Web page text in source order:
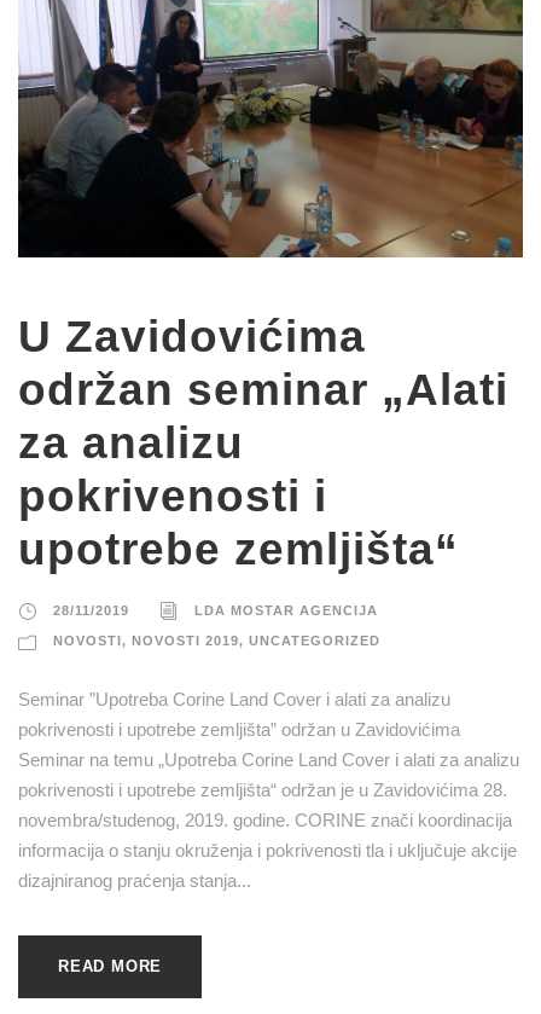
U Zavidovićima
održan seminar „Alati
za analizu
pokrivenosti i
upotrebe zemljišta“
28/11/2019 LDA MOSTAR AGENCIJA
NOVOSTI, NOVOSTI 2019, UNCATEGORIZED
Seminar ”Upotreba Corine Land Cover i alati za analizu
pokrivenosti i upotrebe zemljišta” održan u Zavidovićima
Seminar na temu „Upotreba Corine Land Cover i alati za analizu
pokrivenosti i upotrebe zemljišta“ održan je u Zavidovićima 28.
novembra/studenog, 2019. godine. CORINE znači koordinacija
informacija o stanju okruženja i pokrivenosti tla i uključuje akcije
dizajniranog praćenja stanja...
READ MORE